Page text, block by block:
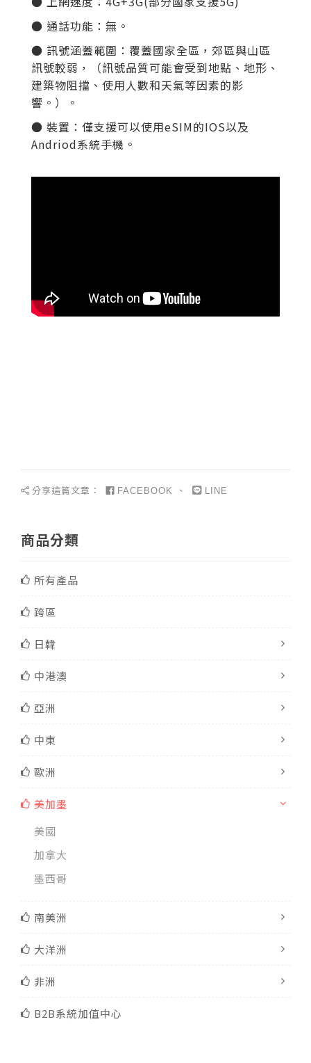
● 通話功能：無。
● 訊號涵蓋範圍：覆蓋國家全區 ，郊區與山區
訊號較弱，（訊號品質可能會受到地點、地形、
建築物阻擋、使用人數和天氣等因素的影
響。）。
● 裝置：僅支援可以使用eSIM的IOS以及
Andriod系統手機。
分享這篇文章： FACEBOOK 、 LINE
商品分類
所有產品
跨區
日韓
中港澳
亞洲
中東
歐洲
美加墨
美國
加拿大
墨西哥
南美洲
大洋洲
非洲
B2B系統加值中心